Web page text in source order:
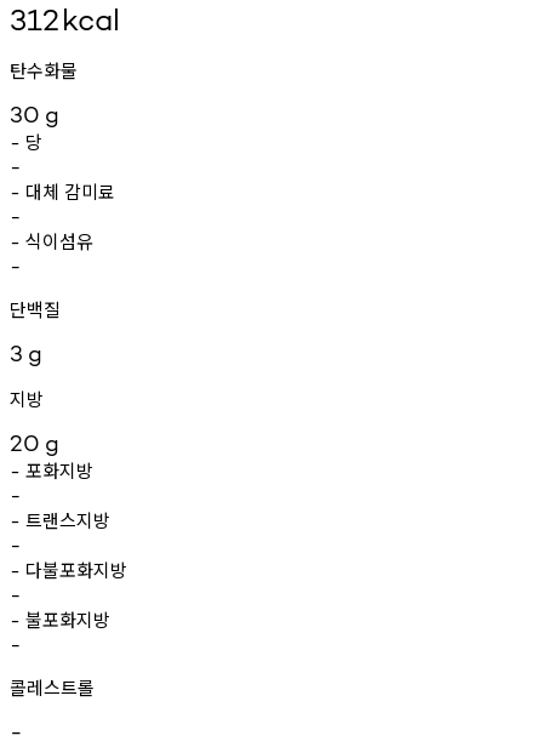
312kcal
탄수화물
30 g
- 당
-
- 대체 감미료
-
- 식이섬유
-
단백질
3 g
지방
20 g
- 포화지방
-
- 트랜스지방
-
- 다불포화지방
-
- 불포화지방
-
콜레스트롤
-